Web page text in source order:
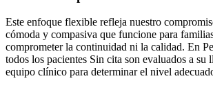
Este enfoque flexible refleja nuestro
cómoda y compasiva que funcione para
comprometer la continuidad ni la calidad. En
todos los pacientes Sin cita son evaluados a su
equipo clínico para determinar el nivel